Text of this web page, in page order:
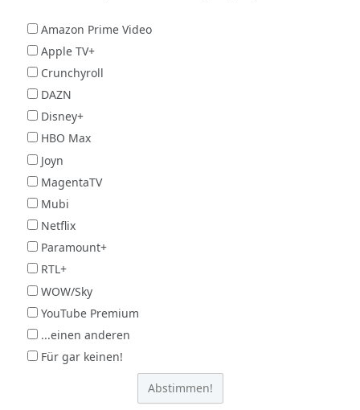
Amazon Prime Video
Apple TV+
Crunchyroll
DAZN
Disney+
HBO Max
Joyn
MagentaTV
Mubi
Netflix
Paramount+
RTL+
WOW/Sky
YouTube Premium
...einen anderen
Für gar keinen!